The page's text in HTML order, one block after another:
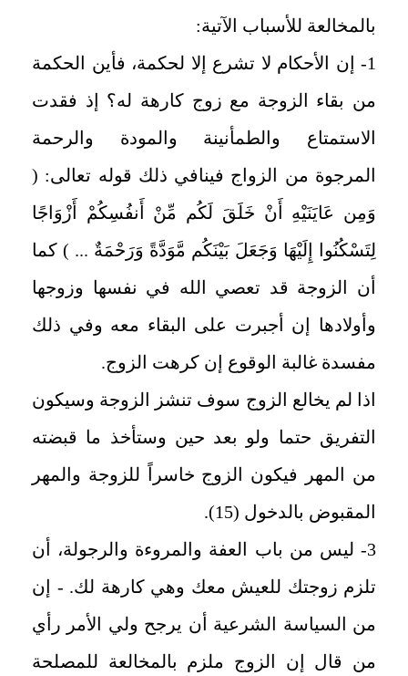
بالمخالعة للأسباب الآتية:
1- إن الأحكام لا تشرع إلا لحكمة، فأين الحكمة
من بقاء الزوجة مع زوج كارهة له؟ إذ فقدت
الاستمتاع والطمأنينة والمودة والرحمة
المرجوة من الزواج فينافي ذلك قوله تعالى: (
وَمِن عَايَنَيْهِ أَنْ خَلَقَ لَكُم مِّنْ أَنفُسِكُمْ أَزْوَاجًا
لِتَسْكُنُوا إِلَيْهَا وَجَعَلَ بَيْنَكُم مَّوَدَّةً وَرَحْمَةٌ ... ) كما
أن الزوجة قد تعصي الله في نفسها وزوجها
وأولادها إن أجبرت على البقاء معه وفي ذلك
مفسدة غالبة الوقوع إن كرهت الزوج.
اذا لم يخالع الزوج سوف تنشز الزوجة وسيكون
التفريق حتما ولو بعد حين وستأخذ ما قبضته
من المهر فيكون الزوج خاسراً للزوجة والمهر
المقبوض بالدخول (15).
3- ليس من باب العفة والمروءة والرجولة، أن
تلزم زوجتك للعيش معك وهي كارهة لك. - إن
من السياسة الشرعية أن يرجح ولي الأمر رأي
من قال إن الزوج ملزم بالمخالعة للمصلحة